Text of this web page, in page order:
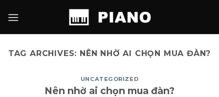
TAG ARCHIVES: NÊN NHỜ AI CHỌN MUA ĐÀN?
UNCATEGORIZED
Nên nhờ ai chọn mua đàn?